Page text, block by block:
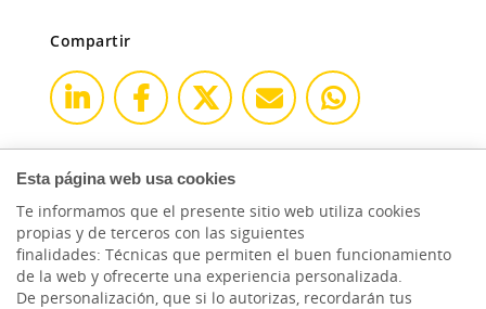
Esta página web usa cookies
Te informamos que el presente sitio web utiliza cookies
propias y de terceros con las siguientes
finalidades: Técnicas que permiten el buen funcionamiento
de la web y ofrecerte una experiencia personalizada.
De personalización, que si lo autorizas, recordarán tus
Compartir